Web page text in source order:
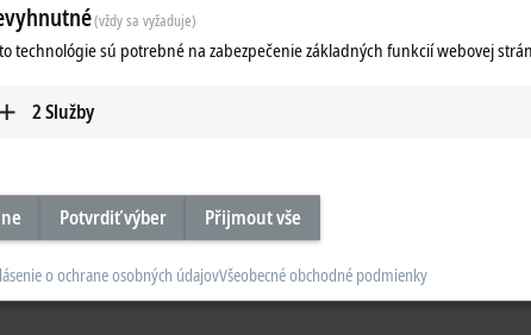
(vždy sa vyžaduje)
technológie sú potrebné na zabezpečenie základných funkcií webovej
2Služby
Potvrdiť výber Přijmout vše
o ochrane osobných údajovVšeobecné obchodné podmienky